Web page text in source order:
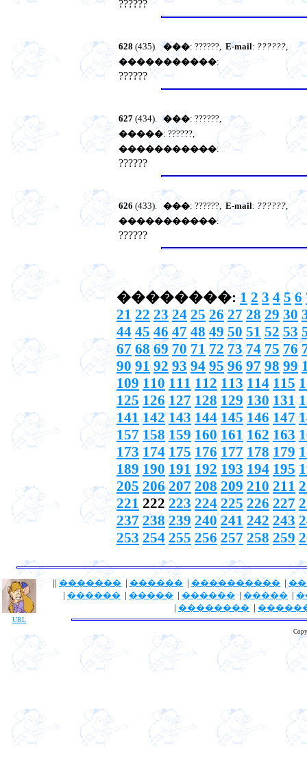
??????
628 (435).���: ??????, E-mail: ??????,
�����������:
??????
627 (434).���: ??????,
�����: ??????,
�����������:
??????
626 (433).���: ??????,E-mail: ??????,
�����������:
??????
��������:1 2 3 4 5 6
21 22 23 24 25 26 27 28 29 30
44 45 46 47 48 49 50 51 52 53
67 68 69 70 71 72 73 74 75 76
90 91 92 93 94 95 96 97 98 99
109 110 111 112 113 114 115
125 126 127 128 129 130 131
141 142 143 144 145 146 147
157 158 159 160 161 162 163
173 174 175 176 177 178 179
189 190 191 192 193 194 195
205 206 207 208 209 210 211
221 222223 224 225 226 227
237 238 239 240 241 242 243
253 254 255 256 257 258 259
URL
|| ������� |������ | ���������� |
| ������ | ����� | ������| �����|
| �������� |